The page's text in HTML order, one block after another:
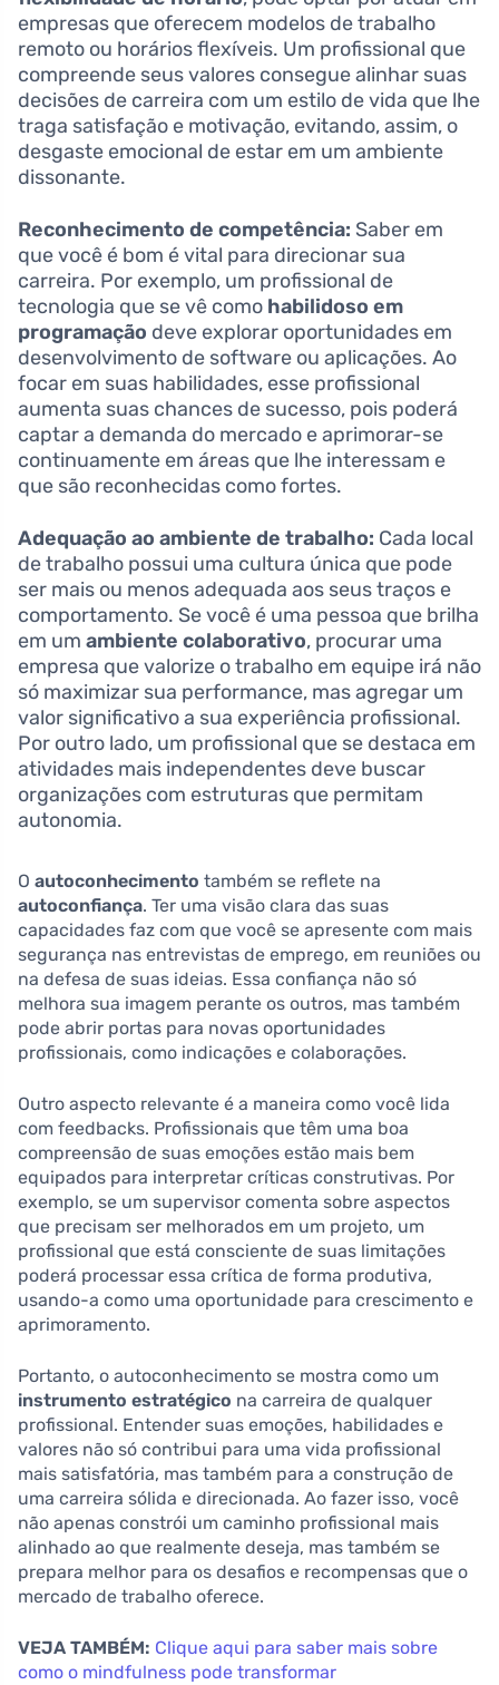
empresas que oferecem modelos de trabalho
remoto ou horários flexíveis. Um profissional que
compreende seus valores consegue alinhar suas
decisões de carreira com um estilo de vida que lhe
traga satisfação e motivação, evitando, assim, o
desgaste emocional de estar em um ambiente
dissonante.
Reconhecimento de competência: Saber em
que você é bom é vital para direcionar sua
carreira. Por exemplo, um profissional de
tecnologia que se vê como habilidoso em
programação deve explorar oportunidades em
desenvolvimento de software ou aplicações. Ao
focar em suas habilidades, esse profissional
aumenta suas chances de sucesso, pois poderá
captar a demanda do mercado e aprimorar-se
continuamente em áreas que lhe interessam e
que são reconhecidas como fortes.
Adequação ao ambiente de trabalho: Cada local
de trabalho possui uma cultura única que pode
ser mais ou menos adequada aos seus traços e
comportamento. Se você é uma pessoa que brilha
em um ambiente colaborativo, procurar uma
empresa que valorize o trabalho em equipe irá não
só maximizar sua performance, mas agregar um
valor significativo a sua experiência profissional.
Por outro lado, um profissional que se destaca em
atividades mais independentes deve buscar
organizações com estruturas que permitam
autonomia.
O autoconhecimento também se reflete na
autoconfiança. Ter uma visão clara das suas
capacidades faz com que você se apresente com mais
segurança nas entrevistas de emprego, em reuniões ou
na defesa de suas ideias. Essa confiança não só
melhora sua imagem perante os outros, mas também
pode abrir portas para novas oportunidades
profissionais, como indicações e colaborações.
Outro aspecto relevante é a maneira como você lida
com feedbacks. Profissionais que têm uma boa
compreensão de suas emoções estão mais bem
equipados para interpretar críticas construtivas. Por
exemplo, se um supervisor comenta sobre aspectos
que precisam ser melhorados em um projeto, um
profissional que está consciente de suas limitações
poderá processar essa crítica de forma produtiva,
usando-a como uma oportunidade para crescimento e
aprimoramento.
Portanto, o autoconhecimento se mostra como um
instrumento estratégico na carreira de qualquer
profissional. Entender suas emoções, habilidades e
valores não só contribui para uma vida profissional
mais satisfatória, mas também para a construção de
uma carreira sólida e direcionada. Ao fazer isso, você
não apenas constrói um caminho profissional mais
alinhado ao que realmente deseja, mas também se
prepara melhor para os desafios e recompensas que o
mercado de trabalho oferece.
VEJA TAMBÉM: Clique aqui para saber mais sobre
como o mindfulness pode transformar